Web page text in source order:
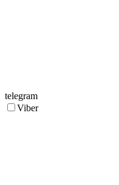
telegram
Viber